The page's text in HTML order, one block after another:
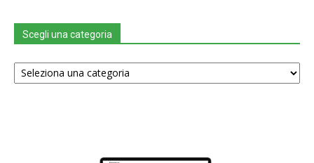
Scegli una categoria
Scegli
una